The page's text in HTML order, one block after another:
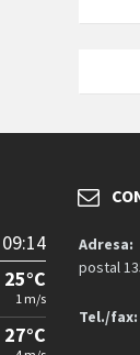
09:14
25°C
1 m/s
27°C
Adresa:
postal
Tel./fax: